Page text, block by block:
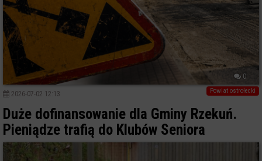
0
Powiat ostrołecki
2026-07-02 12:13
Duże dofinansowanie dla Gminy Rzekuń.
Pieniądze trafią do Klubów Seniora